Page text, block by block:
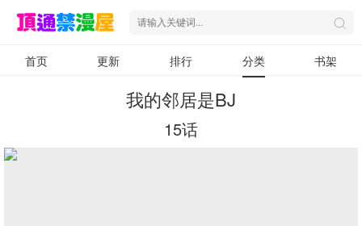
首页 更新 排行 分类 书架
我的邻居是BJ
15话